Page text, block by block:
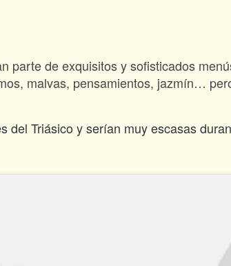
parte de exquisitos y sofisticados
malvas, pensamientos, jazmín…
del Triásico y serían muy escasas